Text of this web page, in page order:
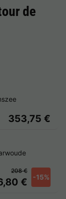
de
353,75 €
€ -15%
208 €